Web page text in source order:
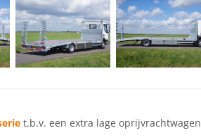
t.b.v. een extra lage oprijvrachtwagen